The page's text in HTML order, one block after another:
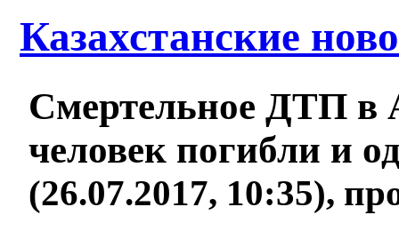
Казахстанские
Смертельное ДТП в
человек погибли и
(26.07.2017, 10:35),